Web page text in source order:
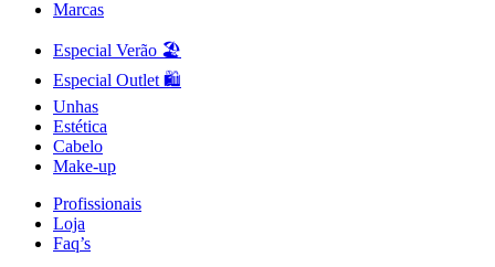
Marcas
Especial Verão 🏖️
Especial Outlet 🛍️
Unhas
Estética
Cabelo
Make-up
Profissionais
Loja
Faq’s